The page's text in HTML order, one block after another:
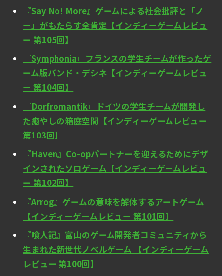
『Say No! More』ゲームによる社会批評と「ノ
ー」がもたらす全肯定【インディーゲームレビュ
ー 第105回】
『Symphonia』フランスの学生チームが作ったゲ
ーム版バンド・デシネ【インディーゲームレビュ
ー 第104回】
『Dorfromantik』ドイツの学生チームが開発し
た癒やしの箱庭空間【インディーゲームレビュー
第103回】
『Haven』Co-opパートナーを迎えるためにデザ
インされたソロゲーム【インディーゲームレビュ
ー 第102回】
『Arrog』ゲームの意味を解体するアートゲーム
【インディーゲームレビュー 第101回】
『喰人記』富山のゲーム開発者コミュニティから
生まれた新世代ノベルゲーム 【インディーゲーム
レビュー 第100回】